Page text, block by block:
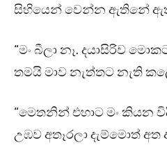
සිහියෙන් වෙන්න ඇතිනේ
“මං බීලා නෑ. දයාසිරිව
තමයි මාව නැත්තට නැති
“මෙතනින් එහාට මං කියන
උඹව අතෑරලා දැම්මොත් අත